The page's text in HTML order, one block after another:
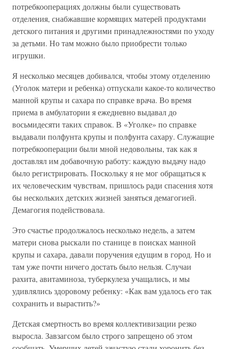
потребкооперациях должны были существовать
отделения, снабжавшие кормящих матерей продуктами
детского питания и другими принадлежностями по уходу
за детьми. Но там можно было приобрести только
игрушки.
Я несколько месяцев добивался, чтобы этому отделению
(Уголок матери и ребенка) отпускали какое-то количество
манной крупы и сахара по справке врача. Во время
приема в амбулатории я ежедневно выдавал до
восьмидесяти таких справок. В «Уголке» по справке
выдавали полфунта крупы и полфунта сахару. Служащие
потребкооперации были мной недовольны, так как я
доставлял им добавочную работу: каждую выдачу надо
было регистрировать. Поскольку я не мог обращаться к
их человеческим чувствам, пришлось ради спасения хотя
бы нескольких детских жизней заняться демагогией.
Демагогия подействовала.
Это счастье продолжалось несколько недель, а затем
матери снова рыскали по станице в поисках манной
крупы и сахара, давали поручения едущим в город. Но и
там уже почти ничего достать было нельзя. Случаи
рахита, авитаминоза, туберкулеза учащались, и мы
удивлялись здоровому ребенку: «Как вам удалось его так
сохранить и вырастить?»
Детская смертность во время коллективизации резко
выросла. Завзагсом было строго запрещено об этом